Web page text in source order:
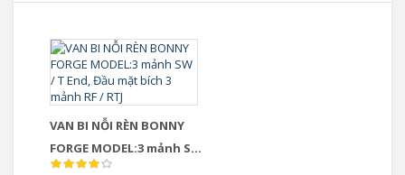
VAN BI NỖI RÈN BONNY
FORGE MODEL:3 mảnh SW
/ T End, Đầu mặt bích 3